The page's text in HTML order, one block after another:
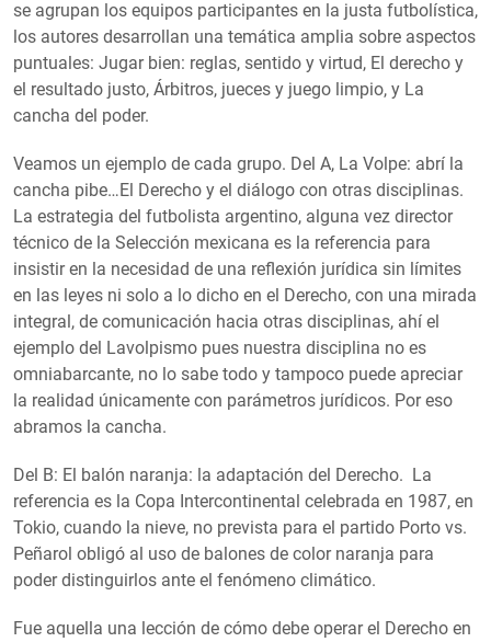
se agrupan los equipos participantes en la justa futbolística,
los autores desarrollan una temática amplia sobre aspectos
puntuales: Jugar bien: reglas, sentido y virtud, El derecho y
el resultado justo, Árbitros, jueces y juego limpio, y La
cancha del poder.
Veamos un ejemplo de cada grupo. Del A, La Volpe: abrí la
cancha pibe…El Derecho y el diálogo con otras disciplinas.
La estrategia del futbolista argentino, alguna vez director
técnico de la Selección mexicana es la referencia para
insistir en la necesidad de una reflexión jurídica sin límites
en las leyes ni solo a lo dicho en el Derecho, con una mirada
integral, de comunicación hacia otras disciplinas, ahí el
ejemplo del Lavolpismo pues nuestra disciplina no es
omniabarcante, no lo sabe todo y tampoco puede apreciar
la realidad únicamente con parámetros jurídicos. Por eso
abramos la cancha.
Del B: El balón naranja: la adaptación del Derecho. La
referencia es la Copa Intercontinental celebrada en 1987, en
Tokio, cuando la nieve, no prevista para el partido Porto vs.
Peñarol obligó al uso de balones de color naranja para
poder distinguirlos ante el fenómeno climático.
Fue aquella una lección de cómo debe operar el Derecho en